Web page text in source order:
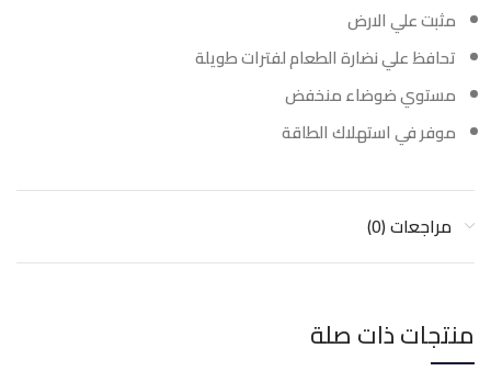
مثبت علي الارض
تحافظ علي نضارة الطعام لفترات طويلة
مستوي ضوضاء منخفض
موفر في استهلاك الطاقة
مراجعات (0)
منتجات ذات صلة